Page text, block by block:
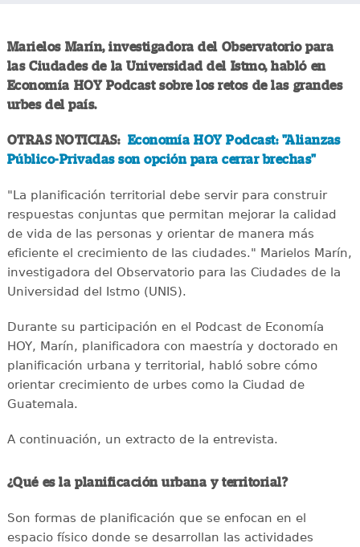
Marielos Marín, investigadora del Observatorio para
las Ciudades de la Universidad del Istmo, habló en
Economía HOY Podcast sobre los retos de las grandes
urbes del país.
OTRAS NOTICIAS: Economía HOY Podcast: "Alianzas
Público-Privadas son opción para cerrar brechas"
"La planificación territorial debe servir para construir
respuestas conjuntas que permitan mejorar la calidad
de vida de las personas y orientar de manera más
eficiente el crecimiento de las ciudades." Marielos Marín,
investigadora del Observatorio para las Ciudades de la
Universidad del Istmo (UNIS).
Durante su participación en el Podcast de Economía
HOY, Marín, planificadora con maestría y doctorado en
planificación urbana y territorial, habló sobre cómo
orientar crecimiento de urbes como la Ciudad de
Guatemala.
A continuación, un extracto de la entrevista.
¿Qué es la planificación urbana y territorial?
Son formas de planificación que se enfocan en el
espacio físico donde se desarrollan las actividades